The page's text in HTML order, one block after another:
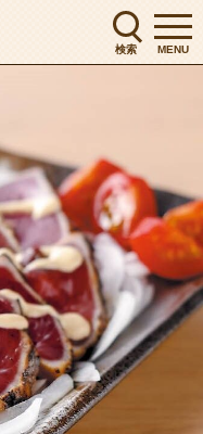
検索 MENU